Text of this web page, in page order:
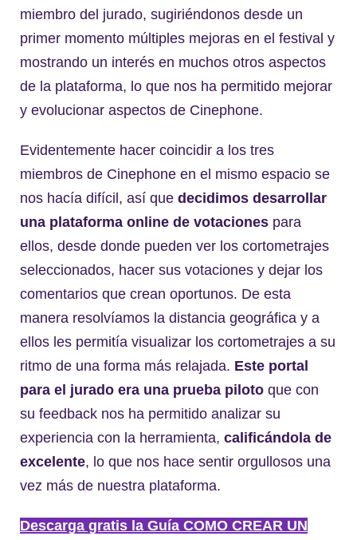
miembro del jurado, sugiriéndonos desde un
primer momento múltiples mejoras en el festival y
mostrando un interés en muchos otros aspectos
de la plataforma, lo que nos ha permitido mejorar
y evolucionar aspectos de Cinephone.
Evidentemente hacer coincidir a los tres
miembros de Cinephone en el mismo espacio se
nos hacía difícil, así que decidimos desarrollar
una plataforma online de votaciones para
ellos, desde donde pueden ver los cortometrajes
seleccionados, hacer sus votaciones y dejar los
comentarios que crean oportunos. De esta
manera resolvíamos la distancia geográfica y a
ellos les permitía visualizar los cortometrajes a su
ritmo de una forma más relajada. Este portal
para el jurado era una prueba piloto que con
su feedback nos ha permitido analizar su
experiencia con la herramienta, calificándola de
excelente, lo que nos hace sentir orgullosos una
vez más de nuestra plataforma.
Descarga gratis la Guía COMO CREAR UN